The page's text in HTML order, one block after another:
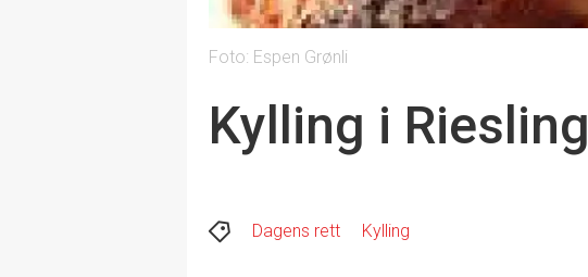
Foto: Espen Grønli
Kylling i Riesling
Dagens rett Kylling